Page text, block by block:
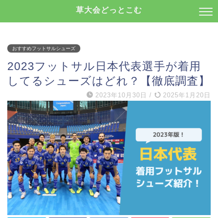
草大会どっとこむ
おすすめフットサルシューズ
2023フットサル日本代表選手が着用
してるシューズはどれ？【徹底調査】
2023年10月30日 / 2025年1月20日